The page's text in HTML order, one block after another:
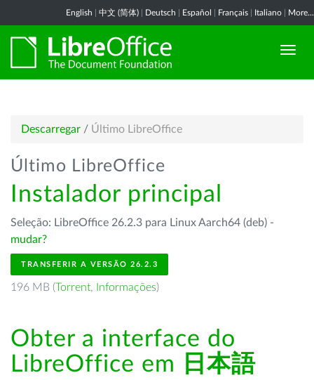
English 中文 (简体) Deutsch Español Français Italiano More...
Descarregar / Último LibreOffice
Último LibreOffice
Instalador principal
Seleção: LibreOffice 26.2.3 para Linux Aarch64 (deb) -
mudar?
TRANSFERIR A VERSÃO 26.2.3
196 MB (Torrent, Informações)
Obter a interface do
LibreOffice em
日本語